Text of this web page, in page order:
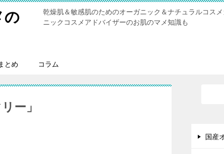
の
乾燥肌＆敏感肌のためのオーガニック＆ナチュラルコス
ニックコスメアドバイザーのお肌のマメ知識も
とめ コラム
ー」
国産